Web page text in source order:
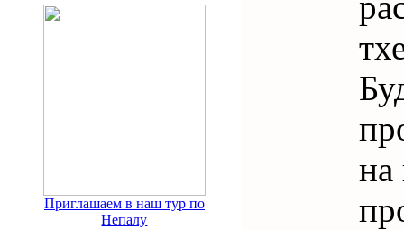
Приглашаем в наш тур по
Непалу
на